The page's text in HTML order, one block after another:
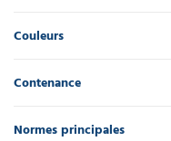
Couleurs
Contenance
Normes principales